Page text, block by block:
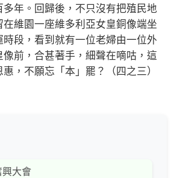
年。回歸後，不只沒有把殖民地
在維園一座維多利亞女皇銅像端坐
段，看到就有一位老婦由一位外
前，合甚著手，細聲在嘀咕，這
，不願忘「本」罷？（四之三）
興大會